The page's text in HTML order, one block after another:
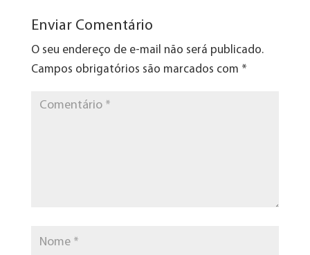
Enviar Comentário
O seu endereço de e-mail não será publicado.
Campos obrigatórios são marcados com *